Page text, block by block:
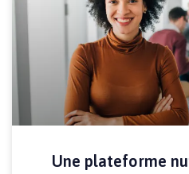
Une plateforme